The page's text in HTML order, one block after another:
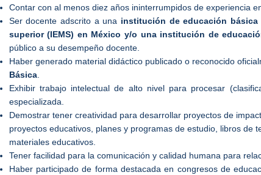
Contar con al menos diez años ininterrumpidos de experiencia
Ser docente adscrito a una institución de educación
superior (IEMS) en México y/o una institución de
público a su desempeño docente.
Haber generado material didáctico publicado o reconocido
Básica.
Exhibir trabajo intelectual de alto nivel para procesar
especializada.
Demostrar tener creatividad para desarrollar proyectos de
proyectos educativos, planes y programas de estudio, libros de
materiales educativos.
Tener facilidad para la comunicación y calidad humana para
Haber participado de forma destacada en congresos de